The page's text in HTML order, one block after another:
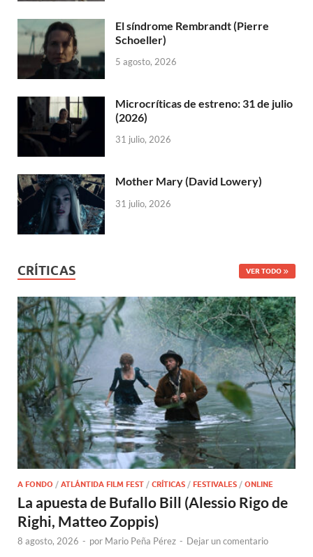
El síndrome Rembrandt (Pierre
Schoeller)
5 agosto, 2026
Microcríticas de estreno: 31 de julio
(2026)
31 julio, 2026
Mother Mary (David Lowery)
31 julio, 2026
CRÍTICAS VER TODO
A FONDO / ATLÁNTIDA FILM FEST / CRÍTICAS / FESTIVALES / ONLINE
La apuesta de Bufallo Bill (Alessio Rigo de
Righi, Matteo Zoppis)
8 agosto, 2026 - por Mario Peña Pérez - Dejar un comentario